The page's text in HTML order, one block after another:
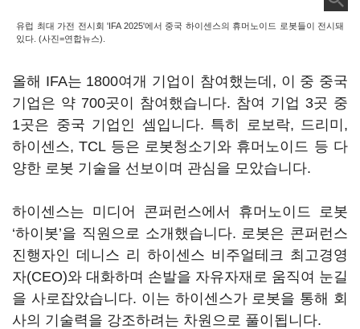
유럽 최대 가전 전시회 'IFA 2025'에서 중국 하이센스의 휴머노이드 로봇들이 전시돼
있다. (사진=연합뉴스).
올해 IFA는 1800여개 기업이 참여했는데, 이 중 중국
기업은 약 700곳이 참여했습니다. 참여 기업 3곳 중
1곳은 중국 기업인 셈입니다. 특히 로보락, 드리미,
하이센스, TCL 등은 로봇청소기와 휴머노이드 등 다
양한 로봇 기술을 선보이며 관심을 모았습니다.
하이센스는 미디어 콘퍼런스에서 휴머노이드 로봇
‘하이봇’을 직원으로 소개했습니다. 로봇은 콘퍼런스
진행자인 데니스 리 하이센스 비주얼테크 최고경영
자(CEO)와 대화하며 손발을 자유자재로 움직여 눈길
을 사로잡았습니다. 이는 하이센스가 로봇을 통해 회
사의 기술력을 강조하려는 차원으로 풀이됩니다.